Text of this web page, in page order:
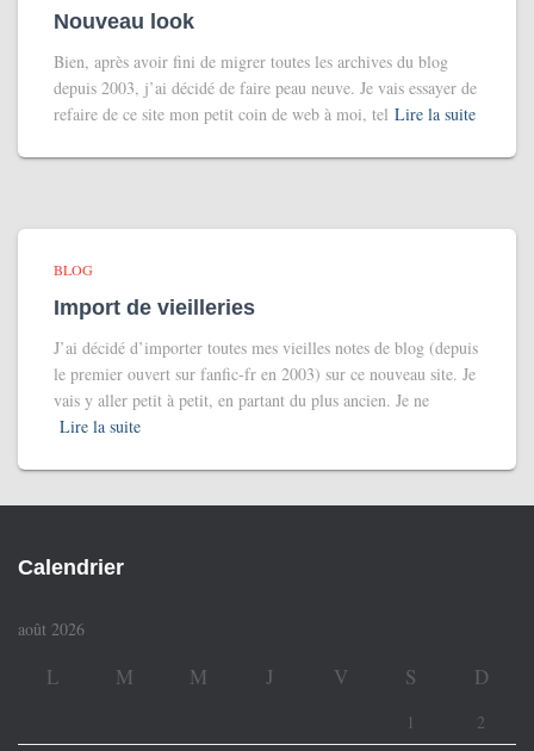
Nouveau look
Bien, après avoir fini de migrer toutes les archives du blog
depuis 2003, j’ai décidé de faire peau neuve. Je vais essayer de
refaire de ce site mon petit coin de web à moi, tel Lire la suite
BLOG
Import de vieilleries
J’ai décidé d’importer toutes mes vieilles notes de blog (depuis
le premier ouvert sur fanfic-fr en 2003) sur ce nouveau site. Je
vais y aller petit à petit, en partant du plus ancien. Je ne
Lire la suite
Calendrier
août 2026
L M M J V S D
1
2